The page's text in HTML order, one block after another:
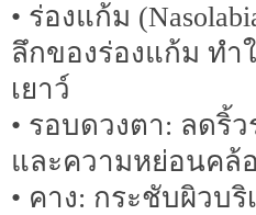
• ร่องแก้ม
ลึกของร่องแก้ม ท
เยาว์
• รอบดวงตา: ลดริ้
และความหย่อนคล้
• คาง: กระชับผิวบ